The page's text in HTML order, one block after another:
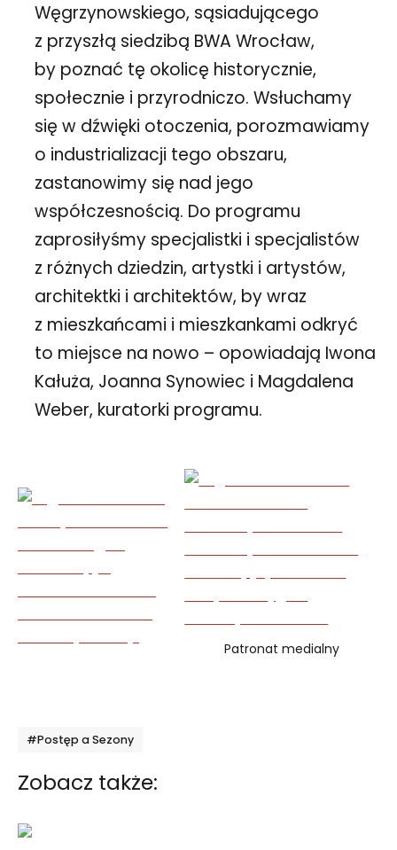
Węgrzynowskiego, sąsiadującego
z przyszłą siedzibą BWA Wrocław,
by poznać tę okolicę historycznie,
społecznie i przyrodniczo. Wsłuchamy
się w dźwięki otoczenia, porozmawiamy
o industrializacji tego obszaru,
zastanowimy się nad jego
współczesnością. Do programu
zaprosiłyśmy specjalistki i specjalistów
z różnych dziedzin, artystki i artystów,
architektki i architektów, by wraz
z mieszkańcami i mieszkankami odkryć
to miejsce na nowo – opowiadają Iwona
Kałuża, Joanna Synowiec i Magdalena
Weber, kuratorki programu.
Patronat medialny
#Postęp a Sezony
Zobacz także: